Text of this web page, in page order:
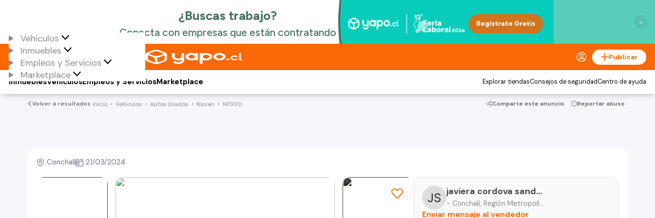
×
Vehículos
Inmuebles
Empleos y Servicios
Marketplace
Publicar
Vehículos
Inmuebles Empleos y ServiciosMarketplace Explorar tiendasConsejos de seguridadCentro de ayuda
Volver a resultados Inicio Vehículos Autos Usados Nissan NP300 Comparte este anuncio Reportar abuso
Conchalí 21/03/2024
javiera cordova sandoval
- Conchalí, Región Metropolitana
Enviar mensaje al vendedor